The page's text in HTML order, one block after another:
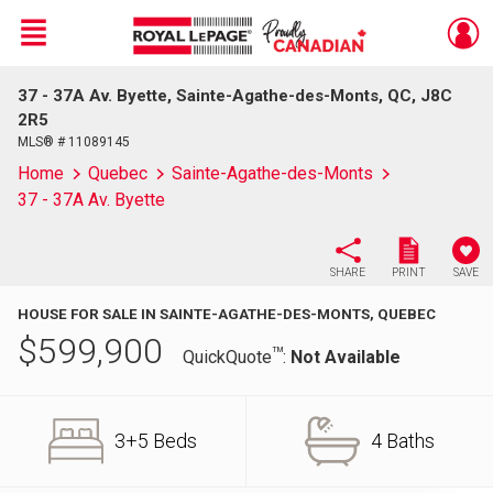
Live
En Direct
Menu
37 - 37A Av. Byette, Sainte-Agathe-des-Monts, QC, J8C
2R5
MLS® # 11089145
Home Quebec
Sainte-Agathe-des-Monts
37 - 37A Av. Byette
SHARE PRINT SAVE
HOUSE FOR SALE IN SAINTE-AGATHE-DES-MONTS, QUEBEC
$599,900 QuickQuoteTM: Not Available
3+5 Beds 4 Baths